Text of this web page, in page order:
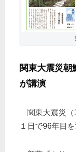
関東大震災
が講演
関東大震災（
１日で96年目を